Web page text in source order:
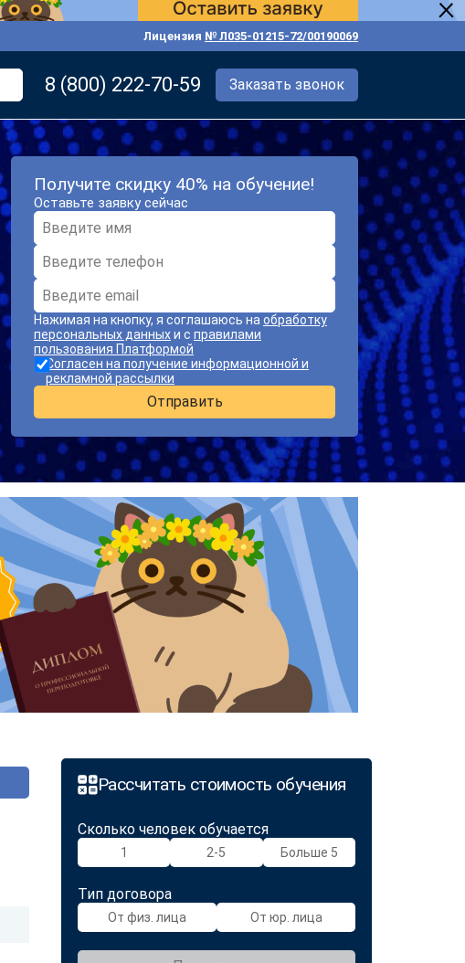
Лицензия № Л035-01215-72/00190069
8 (800) 222-70-59 Заказать звонок
Получите скидку 40% на обучение!
Оставьте заявку сейчас
Нажимая на кнопку, я соглашаюсь на обработку
персональных данныхи с правилами
пользования Платформой
Согласен на получение информационной и
рекламной рассылки
Отправить
Рассчитать стоимость обучения
Сколько человек обучается
1 2-5 Больше 5
Тип договора
От физ. лица От юр. лица